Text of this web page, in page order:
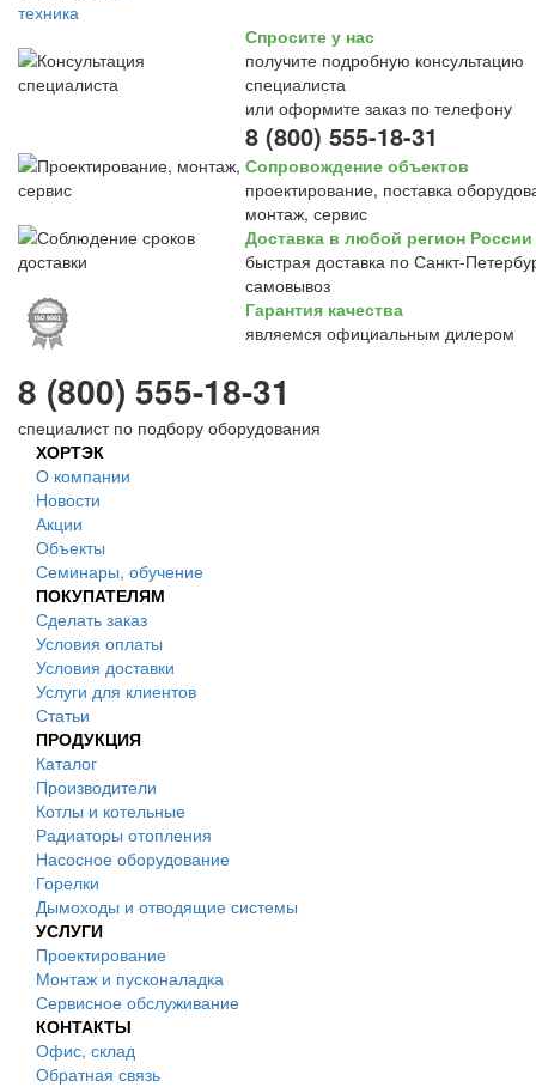
Спросите у нас
получите подробную консультацию
специалиста
или оформите заказ по телефону
8 (800) 555-18-31
Сопровождение объектов
проектирование, поставка
монтаж, сервис
Доставка в любой регион России
быстрая доставка по Санкт-
самовывоз
Гарантия качества
являемся официальным дилером
8 (800) 555-18-31
специалист по подбору оборудования
ХОРТЭК
О компании
Новости
Акции
Объекты
Семинары, обучение
ПОКУПАТЕЛЯМ
Сделать заказ
Условия оплаты
Условия доставки
Услуги для клиентов
Статьи
ПРОДУКЦИЯ
Каталог
Производители
Котлы и котельные
Радиаторы отопления
Насосное оборудование
Горелки
Дымоходы и отводящие системы
УСЛУГИ
Проектирование
Монтаж и пусконаладка
Сервисное обслуживание
КОНТАКТЫ
Офис, склад
Обратная связь